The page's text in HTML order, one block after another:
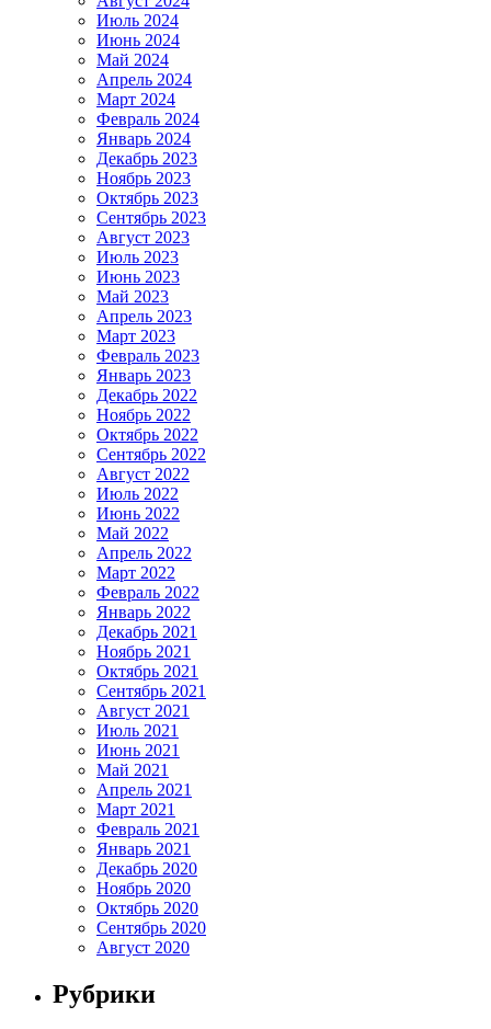
Июль 2024
Июнь 2024
Май 2024
Апрель 2024
Март 2024
Февраль 2024
Январь 2024
Декабрь 2023
Ноябрь 2023
Октябрь 2023
Сентябрь 2023
Август 2023
Июль 2023
Июнь 2023
Май 2023
Апрель 2023
Март 2023
Февраль 2023
Январь 2023
Декабрь 2022
Ноябрь 2022
Октябрь 2022
Сентябрь 2022
Август 2022
Июль 2022
Июнь 2022
Май 2022
Апрель 2022
Март 2022
Февраль 2022
Январь 2022
Декабрь 2021
Ноябрь 2021
Октябрь 2021
Сентябрь 2021
Август 2021
Июль 2021
Июнь 2021
Май 2021
Апрель 2021
Март 2021
Февраль 2021
Январь 2021
Декабрь 2020
Ноябрь 2020
Октябрь 2020
Сентябрь 2020
Август 2020
Рубрики